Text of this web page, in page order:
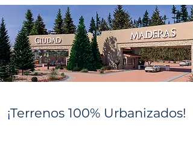
¡Terrenos 100% Urbanizados!